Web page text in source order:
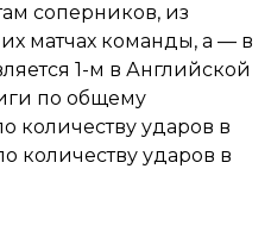
соперников, из
матчах команды, а — в
1-м в Английской
по общему
количеству ударов в
количеству ударов в